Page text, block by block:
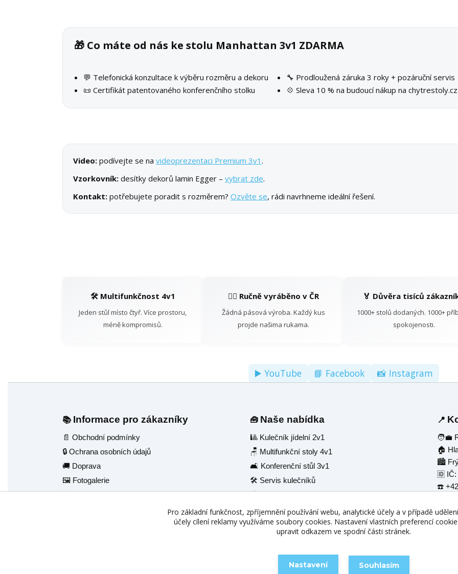
🎁 Co máte od nás ke stolu Manhattan 3v1 ZDARMA
💬 Telefonická konzultace k výběru rozměru a dekoru
📜 Certifikát patentovaného konferenčního stolku
🔧 Prodloužená záruka 3 roky + pozáruční servis
💠 Sleva 10 % na budoucí nákup na chytrestoly.cz
Video: podívejte se na videoprezentaci Premium 3v1 .
Vzorkovník: desítky dekorů lamin Egger – vybrat zde.
Kontakt: potřebujete poradit s rozměrem? Ozvěte se, rádi navrhneme ideální řešení.
🛠️ Multifunkčnost 4v1
Jeden stůl místo čtyř. Více prostoru,
méně kompromisů.
👷‍♂️ Ručně vyráběno v ČR
Žádná pásová výroba. Každý kus
projde našima rukama.
🏅 Důvěra tisíců
1000+ stolů dodaných. 1000+
spokojenosti.
▶️ YouTube 📘 Facebook 📸 Instagram
📚 Informace pro zákazníky
📄 Obchodní podmínky
🔒 Ochrana osobních údajů
🚚 Doprava
🖼️ Fotogalerie
🌟 Reference
🧰 Naše nabídka
🎱 Kulečník jídelní 2v1
🪑 Multifunkční stoly 4v1
🛋️ Konferenční stůl 3v1
🛠️ Servis kulečníků
📦 Skladem ihned
📍
🧑‍💼
🏠
🏙️
🆔
☎️
Vytvořeno na Eshop-rychle.cz
Pro základní funkčnost, zpříjemnění používání webu, analytické účely a v případě
účely cílení reklamy využíváme soubory cookies. Nastavení vlastních preferencí
upravit odkazem ve spodní části stránek.
Nastavení Souhlasím